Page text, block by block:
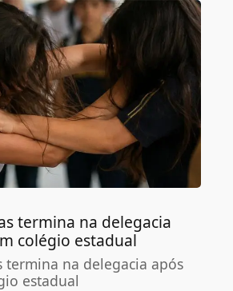
termina na delegacia
colégio estadual
termina na delegacia após
estadual